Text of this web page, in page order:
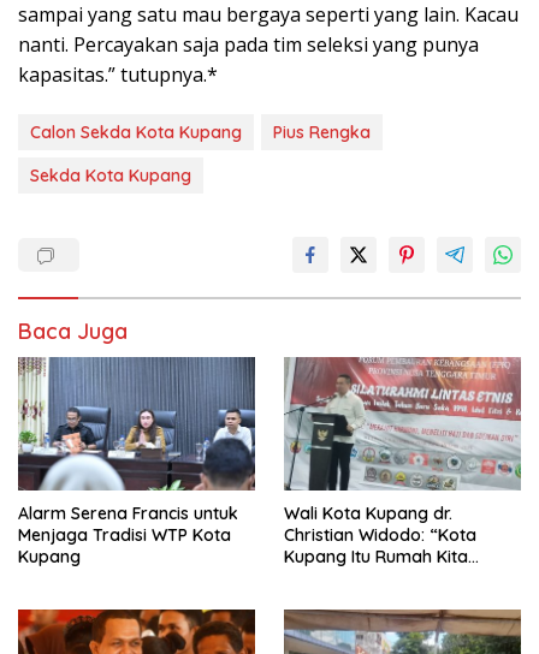
sampai yang satu mau bergaya seperti yang lain. Kacau
nanti. Percayakan saja pada tim seleksi yang punya
kapasitas.” tutupnya.*
Calon Sekda Kota Kupang
Pius Rengka
Sekda Kota Kupang
Baca Juga
Alarm Serena Francis untuk
Menjaga Tradisi WTP Kota
Kupang
Wali Kota Kupang dr.
Christian Widodo: “Kota
Kupang Itu Rumah Kita